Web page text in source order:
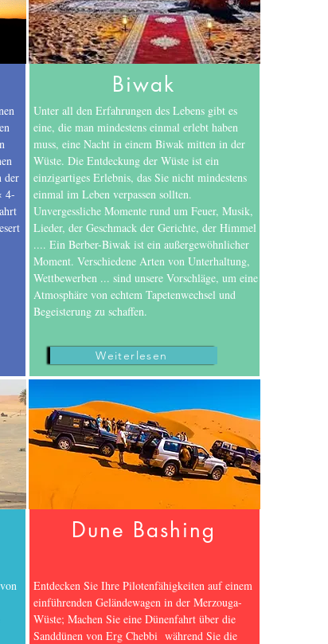
Chebbi;Sand Dunes;Rally dakar;Merzouga Rally;Merzouga
benhaddou;Telouet;Ourika valley;Ouzoud Waterfall;Toubkal;imlil;Asni
a quad; Buggy; 1 Hour ;2 Hours;3 Hours;4 Hours;1/2 Day; Full day;1 Day;2
Off Road Driver Training;Quad Off Road Driver Training;Buggy Off Road
der
4-
Biwak
Unter all den Erfahrungen des Lebens gibt es
eine, die man mindestens einmal erlebt haben
muss, eine Nacht in einem Biwak mitten in der
Wüste. Die Entdeckung der Wüste ist ein
einzigartiges Erlebnis, das Sie nicht mindestens
einmal im Leben verpassen sollten.
Unvergessliche Momente rund um Feuer, Musik,
Lieder, der Geschmack der Gerichte, der Himmel
.... Ein Berber-Biwak ist ein außergewöhnlicher
Moment. Verschiedene Arten von Unterhaltung,
Wettbewerben ... sind unsere Vorschläge, um eine
Atmosphäre von echtem Tapetenwechsel und
Begeisterung zu schaffen.
Weiterlesen
Dune Bashing
Entdecken Sie Ihre Pilotenfähigkeiten auf einem
einführenden Geländewagen in der Merzouga-
Wüste; Machen Sie eine Dünenfahrt über die
Sanddünen von Erg Chebbi während Sie die